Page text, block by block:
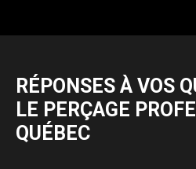
RÉPONSES À VOS
LE PERÇAGE
QUÉBEC